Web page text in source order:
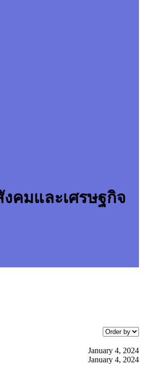
คมและเศรษฐกิจ
January 4, 2024
January 4, 2024